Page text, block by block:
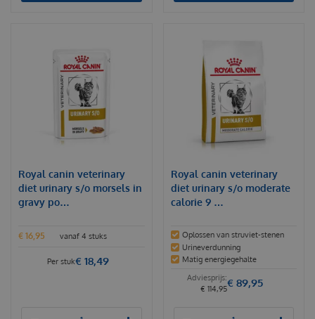
Royal canin veterinary
diet urinary s/o morsels in
gravy po…
vanaf 4 stuks
€ 16,95
€ 18,49
Per stuk
Royal canin veterinary
diet urinary s/o moderate
calorie 9 …
Oplossen van struviet-stenen
Urineverdunning
Matig energiegehalte
€ 114,95€ 89,95